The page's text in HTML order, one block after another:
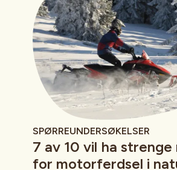
SPØRREUNDERSØKELSER
7 av 10 vil ha strenge
for motorferdsel i